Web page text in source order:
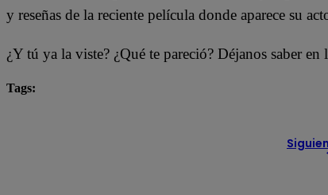
y reseñas de la reciente película donde aparece su
¿Y tú ya la viste? ¿Qué te pareció? Déjanos saber en
Tags: